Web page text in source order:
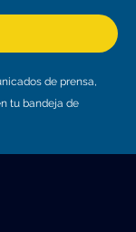
de prensa,
tu bandeja de